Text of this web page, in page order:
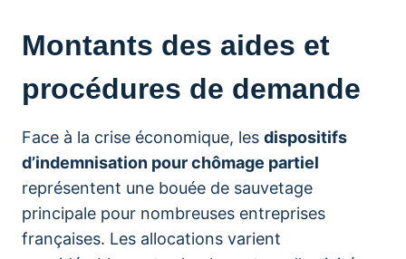
Montants des aides et
procédures de demande
Face à la crise économique, les dispositifs
d’indemnisation pour chômage partiel
représentent une bouée de sauvetage
principale pour nombreuses entreprises
françaises. Les allocations varient